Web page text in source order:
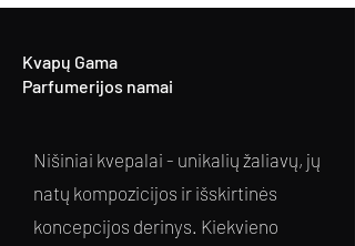
Kvapų Gama
Parfumerijos namai
Nišiniai kvepalai - unikalių žaliavų, jų
natų kompozicijos ir išskirtinės
koncepcijos derinys. Kiekvieno